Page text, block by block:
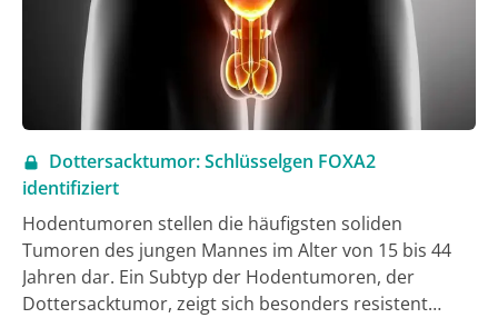
entdeckt.
Dottersacktumor: Schlüsselgen FOXA2
identifiziert
Hodentumoren stellen die häufigsten soliden
Tumoren des jungen Mannes im Alter von 15 bis 44
Jahren dar. Ein Subtyp der Hodentumoren, der
Dottersacktumor, zeigt sich besonders resistent